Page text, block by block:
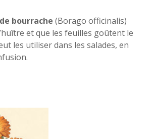
bourrache (Borago officinalis)
et que les feuilles goûtent le
les utiliser dans les salades, en